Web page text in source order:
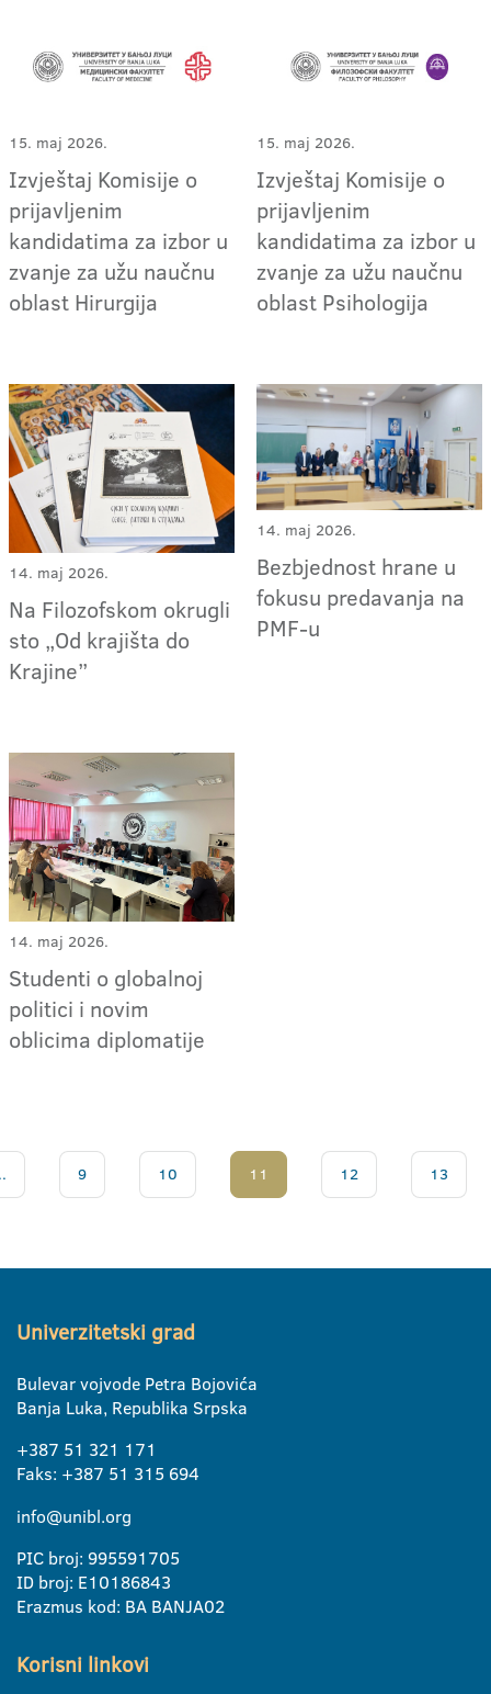
15. maj 2026.
Izvještaj Komisije o
prijavljenim
kandidatima za izbor u
zvanje za užu naučnu
oblast Hirurgija
15. maj 2026.
Izvještaj Komisije o
prijavljenim
kandidatima za izbor u
zvanje za užu naučnu
oblast Psihologija
14. maj 2026.
Na Filozofskom okrugli
sto „Od krajišta do
Krajine”
14. maj 2026.
Bezbjednost hrane u
fokusu predavanja na
PMF-u
14. maj 2026.
Studenti o globalnoj
politici i novim
oblicima diplomatije
9 10 11 12 13
Univerzitetski grad
Bulevar vojvode Petra Bojovića
Banja Luka, Republika Srpska
+387 51 321 171
Faks: +387 51 315 694
info@unibl.org
PIC broj: 995591705
ID broj: E10186843
Erazmus kod: BA BANJA02
Korisni linkovi